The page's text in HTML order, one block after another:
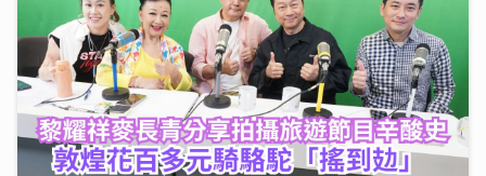
歌放閃甜到入心太太竟說「唔好聽」
28/07/2026